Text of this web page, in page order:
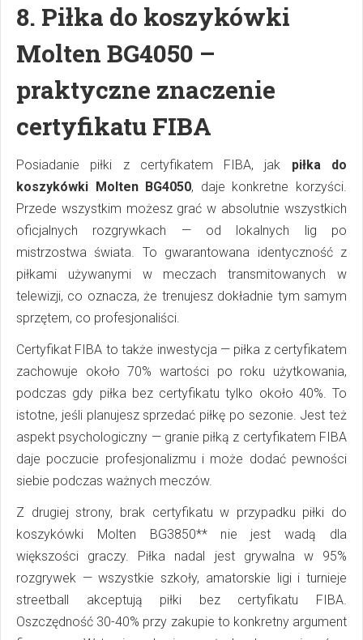
8. Piłka do koszykówki
Molten BG4050 –
praktyczne znaczenie
certyfikatu FIBA
Posiadanie piłki z certyfikatem FIBA, jak piłka do
koszykówki Molten BG4050, daje konkretne korzyści.
Przede wszystkim możesz grać w absolutnie wszystkich
oficjalnych rozgrywkach — od lokalnych lig po
mistrzostwa świata. To gwarantowana identyczność z
piłkami używanymi w meczach transmitowanych w
telewizji, co oznacza, że trenujesz dokładnie tym samym
sprzętem, co profesjonaliści.
Certyfikat FIBA to także inwestycja — piłka z certyfikatem
zachowuje około 70% wartości po roku użytkowania,
podczas gdy piłka bez certyfikatu tylko około 40%. To
istotne, jeśli planujesz sprzedać piłkę po sezonie. Jest też
aspekt psychologiczny — granie piłką z certyfikatem FIBA
daje poczucie profesjonalizmu i może dodać pewności
siebie podczas ważnych meczów.
Z drugiej strony, brak certyfikatu w przypadku piłki do
koszykówki Molten BG3850** nie jest wadą dla
większości graczy. Piłka nadal jest grywalna w 95%
rozgrywek — wszystkie szkoły, amatorskie ligi i turnieje
streetball akceptują piłki bez certyfikatu FIBA.
Oszczędność 30-40% przy zakupie to konkretny argument